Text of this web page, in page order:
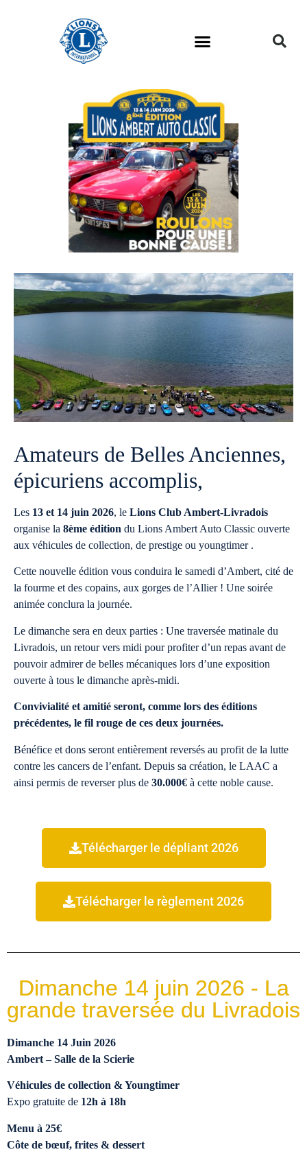
Amateurs de Belles Anciennes,
épicuriens accomplis,
Les 13 et 14 juin 2026, le Lions Club Ambert-Livradois
organise la 8ème édition du Lions Ambert Auto Classic ouverte
aux véhicules de collection, de prestige ou youngtimer .
Cette nouvelle édition vous conduira le samedi d’Ambert, cité de
la fourme et des copains, aux gorges de l’Allier ! Une soirée
animée conclura la journée.
Le dimanche sera en deux parties : Une traversée matinale du
Livradois, un retour vers midi pour profiter d’un repas avant de
pouvoir admirer de belles mécaniques lors d’une exposition
ouverte à tous le dimanche après-midi.
Convivialité et amitié seront, comme lors des éditions
précédentes, le fil rouge de ces deux journées.
Bénéfice et dons seront entièrement reversés au profit de la lutte
contre les cancers de l’enfant. Depuis sa création, le LAAC a
ainsi permis de reverser plus de 30.000€ à cette noble cause.
Télécharger le dépliant 2026
Télécharger le règlement 2026
Dimanche 14 juin 2026 - La
grande traversée du Livradois
Dimanche 14 Juin 2026
Ambert – Salle de la Scierie
Véhicules de collection & Youngtimer
Expo gratuite de 12h à 18h
Menu à 25€
Côte de bœuf, frites & dessert